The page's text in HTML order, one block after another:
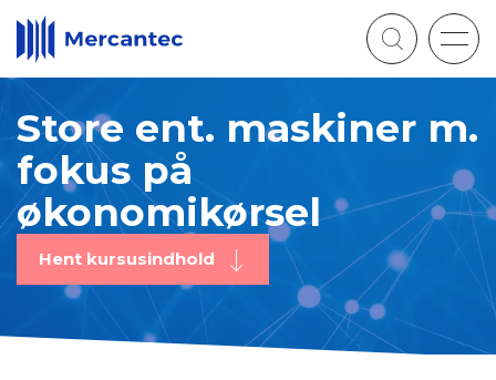
Store ent. maskiner m.
fokus på
økonomikørsel
Hent kursusindhold